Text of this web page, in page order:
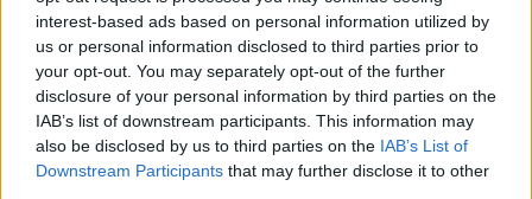
interest-based ads based on personal information utilized by
us or personal information disclosed to third parties prior to
your opt-out. You may separately opt-out of the further
disclosure of your personal information by third parties on the
IAB’s list of downstream participants. This information may
also be disclosed by us to third parties on the IAB’s List of
Downstream Participants that may further disclose it to other
Corbu góljától hangos a román és a magyar sajtó,
válogatott meghívót sürgetnek
12:36
Új korszak a Sepsi OSK II-nél, fiatalos hévvel épül a
jövő csapata